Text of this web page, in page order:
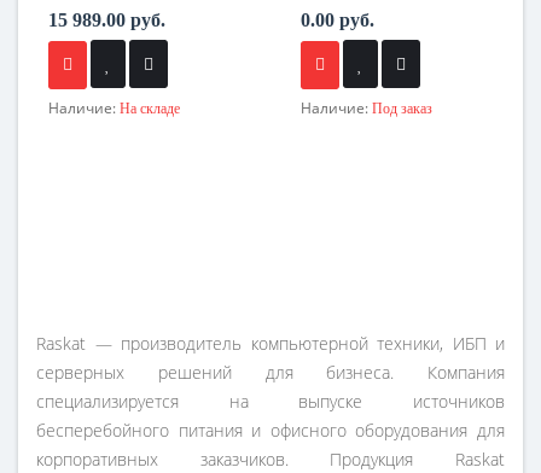
15 989.00 руб.
Наличие: На складе
0.00 руб.
Наличие: Под заказ
Raskat — производитель компьютерной техники, ИБП и
серверных решений для бизнеса. Компания
специализируется на выпуске источников
бесперебойного питания и офисного оборудования для
корпоративных заказчиков. Продукция Raskat